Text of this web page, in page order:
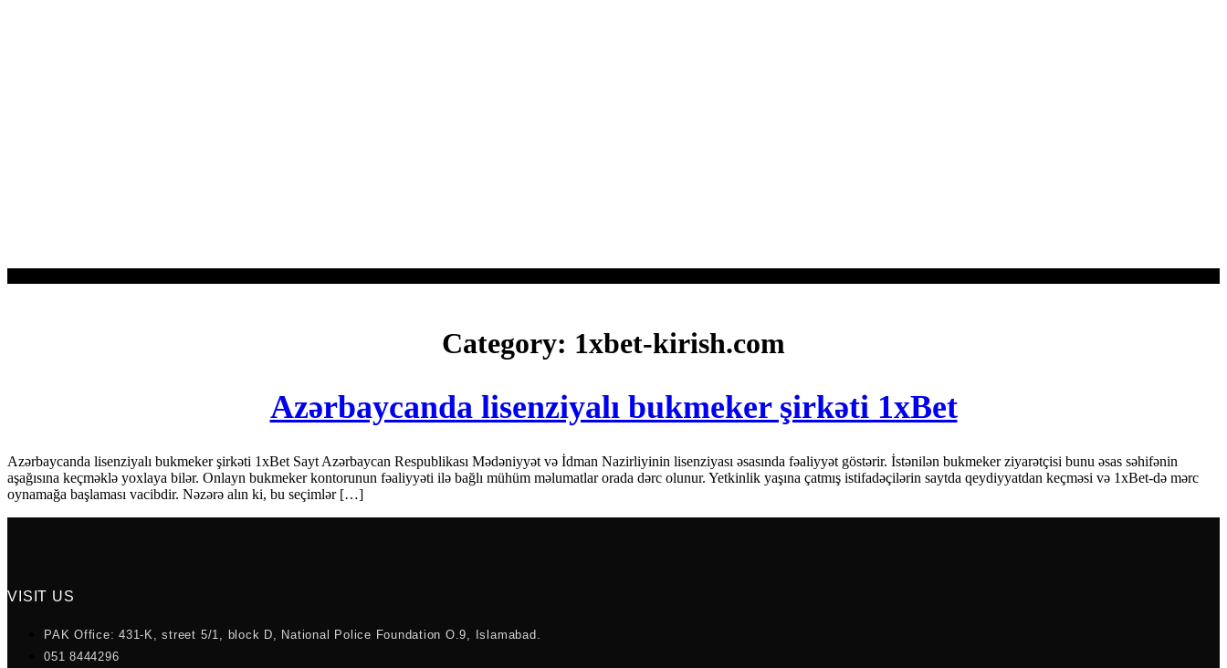
Category: 1xbet-kirish.com
Azərbaycanda lisenziyalı bukmeker şirkəti 1xBet
Azərbaycanda lisenziyalı bukmeker şirkəti 1xBet Sayt Azərbaycan Respublikası Mədəniyyət və İdman Nazirliyinin lisenziyası əsasında fəaliyyət göstərir. İstənilən bukmeker ziyarətçisi bunu əsas səhifənin
aşağısına keçməklə yoxlaya bilər. Onlayn bukmeker kontorunun fəaliyyəti ilə bağlı mühüm məlumatlar orada dərc olunur. Yetkinlik yaşına çatmış istifadəçilərin saytda qeydiyyatdan keçməsi və 1xBet-də mərc
oynamağa başlaması vacibdir. Nəzərə alın ki, bu seçimlər […]
VISIT US
PAK Office: 431-K, street 5/1, block D, National Police Foundation O.9, Islamabad.
051 8444296